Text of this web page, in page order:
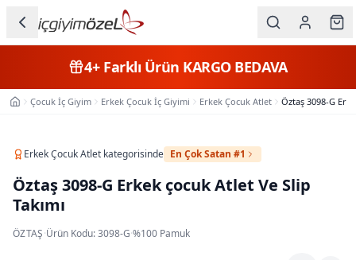
Kategorileri
Kadın
Erkek
Çocuk
4+Farklı Ürün KARGO BEDAVA
Ana SayfaÇocuk İç Giyim Erkek Çocuk İç Giyimi Erkek Çocuk Atlet Öztaş 3098-G
Erkek Çocuk Atlet kategorisinde En Çok Satan #1
Öztaş 3098-G Erkek çocuk Atlet Ve Slip
Takımı
ÖZTAŞ·Ürün Kodu:3098-G·%100 Pamuk